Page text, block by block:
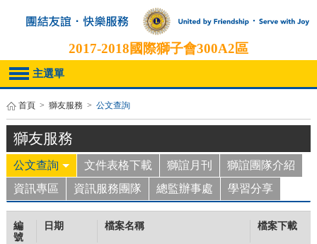
2017-2018國際獅子會300A2區
主選單
首頁 > 獅友服務 > 公文查詢
獅友服務
公文查詢 文件表格下載 獅誼月刊
獅誼團隊介紹
資訊專區
資訊服務團隊 總監辦事處 學習分享
編
號
日期 檔案名稱 檔案下載